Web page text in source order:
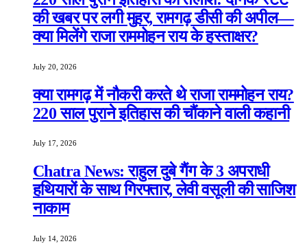
की खबर पर लगी मुहर, रामगढ़ डीसी की अपील—
क्या मिलेंगे राजा राममोहन राय के हस्ताक्षर?
July 20, 2026
क्या रामगढ़ में नौकरी करते थे राजा राममोहन राय?
220 साल पुराने इतिहास की चौंकाने वाली कहानी
July 17, 2026
Chatra News: राहुल दुबे गैंग के 3 अपराधी
हथियारों के साथ गिरफ्तार, लेवी वसूली की साजिश
नाकाम
July 14, 2026